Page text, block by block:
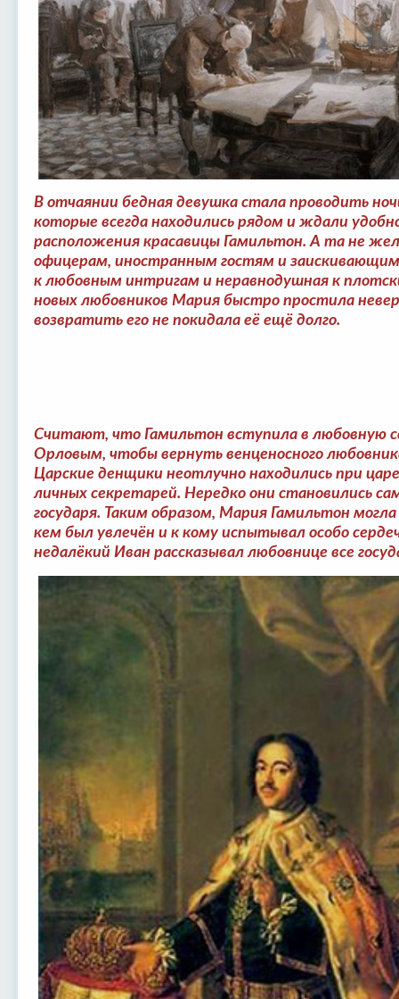
В отчаянии бедная девушка стала проводить
которые всегда находились рядом и ждали
расположения красавицы Гамильтон. А та не
офицерам, иностранным гостям и
к любовным интригам и неравнодушная к
новых любовников Мария быстро простила
возвратить его не покидала её ещё долго.
Считают, что Гамильтон вступила в любовную
Орловым, чтобы вернуть венценосного
Царские денщики неотлучно находились при
личных секретарей. Нередко они становились
государя. Таким образом, Мария Гамильтон
кем был увлечён и к кому испытывал особо
недалёкий Иван рассказывал любовнице все